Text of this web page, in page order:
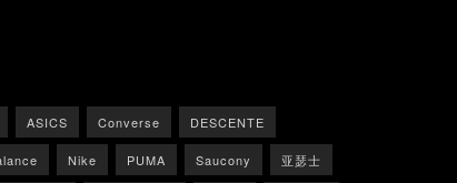
ASICS Converse DESCENTE
Nike PUMA Saucony 亚瑟士